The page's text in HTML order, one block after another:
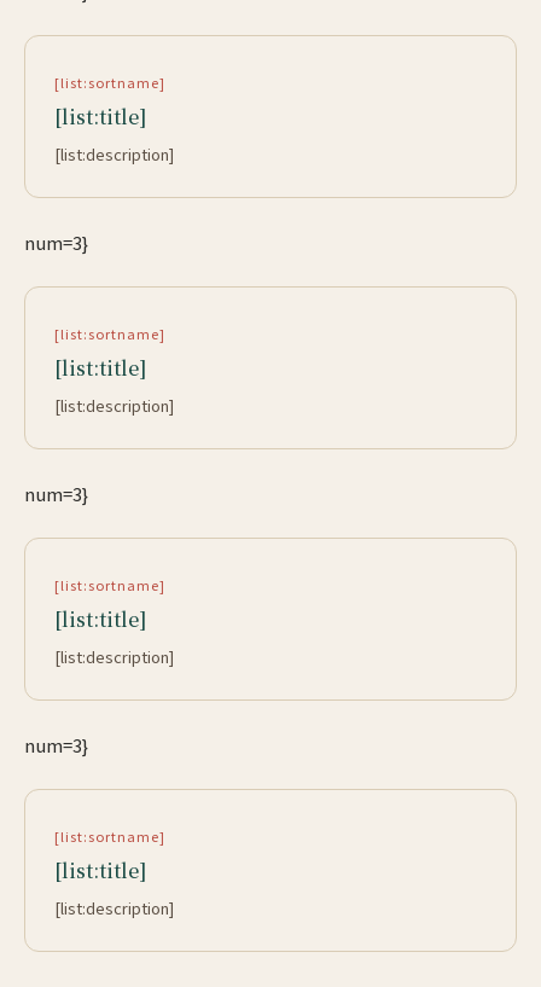
[list:sortname]
[list:title]
[list:description]
num=3}
[list:sortname]
[list:title]
[list:description]
num=3}
[list:sortname]
[list:title]
[list:description]
num=3}
[list:sortname]
[list:title]
[list:description]